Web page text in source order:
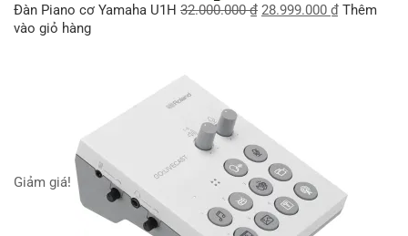
Đàn Piano cơ Yamaha U1H 32.000.000₫ 28.999.000 ₫ Thêm
vào giỏ hàng
Giảm giá!